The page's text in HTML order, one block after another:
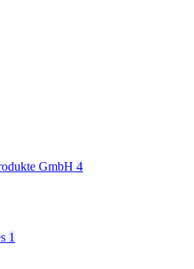
GmbH 4
1